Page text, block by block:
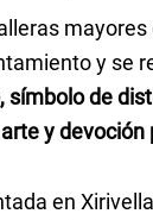
y se
símbolo de
y devoción
en